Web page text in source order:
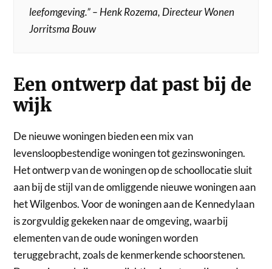
leefomgeving.”– Henk Rozema, Directeur Wonen
Jorritsma Bouw
Een ontwerp dat past bij de
wijk
De nieuwe woningen bieden een mix van
levensloopbestendige woningen tot gezinswoningen.
Het ontwerp van de woningen op de schoollocatie sluit
aan bij de stijl van de omliggende nieuwe woningen aan
het Wilgenbos. Voor de woningen aan de Kennedylaan
is zorgvuldig gekeken naar de omgeving, waarbij
elementen van de oude woningen worden
teruggebracht, zoals de kenmerkende schoorstenen.